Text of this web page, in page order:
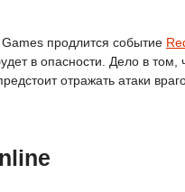
продлится событие
в опасности. Дело в
отражать атаки